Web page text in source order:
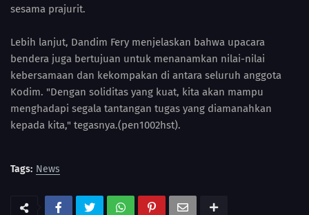
sesama prajurit.
Lebih lanjut, Dandim Fery menjelaskan bahwa upacara
bendera juga bertujuan untuk menanamkan nilai-nilai
kebersamaan dan kekompakan di antara seluruh anggota
Kodim. "Dengan soliditas yang kuat, kita akan mampu
menghadapi segala tantangan tugas yang diamanahkan
kepada kita," tegasnya.(pen1002hst).
Tags: News